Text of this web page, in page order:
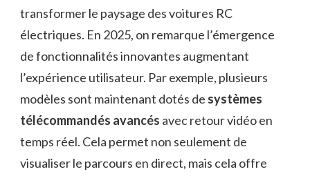
transformer le paysage des voitures RC
électriques. En 2025, on remarque l’émergence
de fonctionnalités innovantes augmentant
l’expérience utilisateur. Par exemple, plusieurs
modèles sont maintenant dotés de systèmes
télécommandés avancés avec retour vidéo en
temps réel. Cela permet non seulement de
visualiser le parcours en direct, mais cela offre